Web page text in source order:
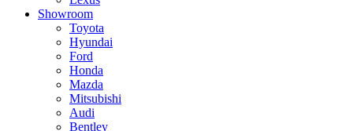
Showroom
Toyota
Hyundai
Ford
Honda
Mazda
Mitsubishi
Audi
Bentley